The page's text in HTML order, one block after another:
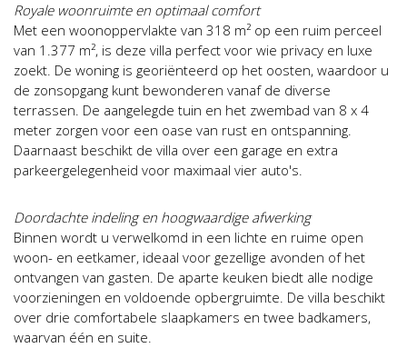
Royale woonruimte en optimaal comfort
Met een woonoppervlakte van 318 m² op een ruim perceel
van 1.377 m², is deze villa perfect voor wie privacy en luxe
zoekt. De woning is georiënteerd op het oosten, waardoor u
de zonsopgang kunt bewonderen vanaf de diverse
terrassen. De aangelegde tuin en het zwembad van 8 x 4
meter zorgen voor een oase van rust en ontspanning.
Daarnaast beschikt de villa over een garage en extra
parkeergelegenheid voor maximaal vier auto's.
Doordachte indeling en hoogwaardige afwerking
Binnen wordt u verwelkomd in een lichte en ruime open
woon- en eetkamer, ideaal voor gezellige avonden of het
ontvangen van gasten. De aparte keuken biedt alle nodige
voorzieningen en voldoende opbergruimte. De villa beschikt
over drie comfortabele slaapkamers en twee badkamers,
waarvan één en suite.